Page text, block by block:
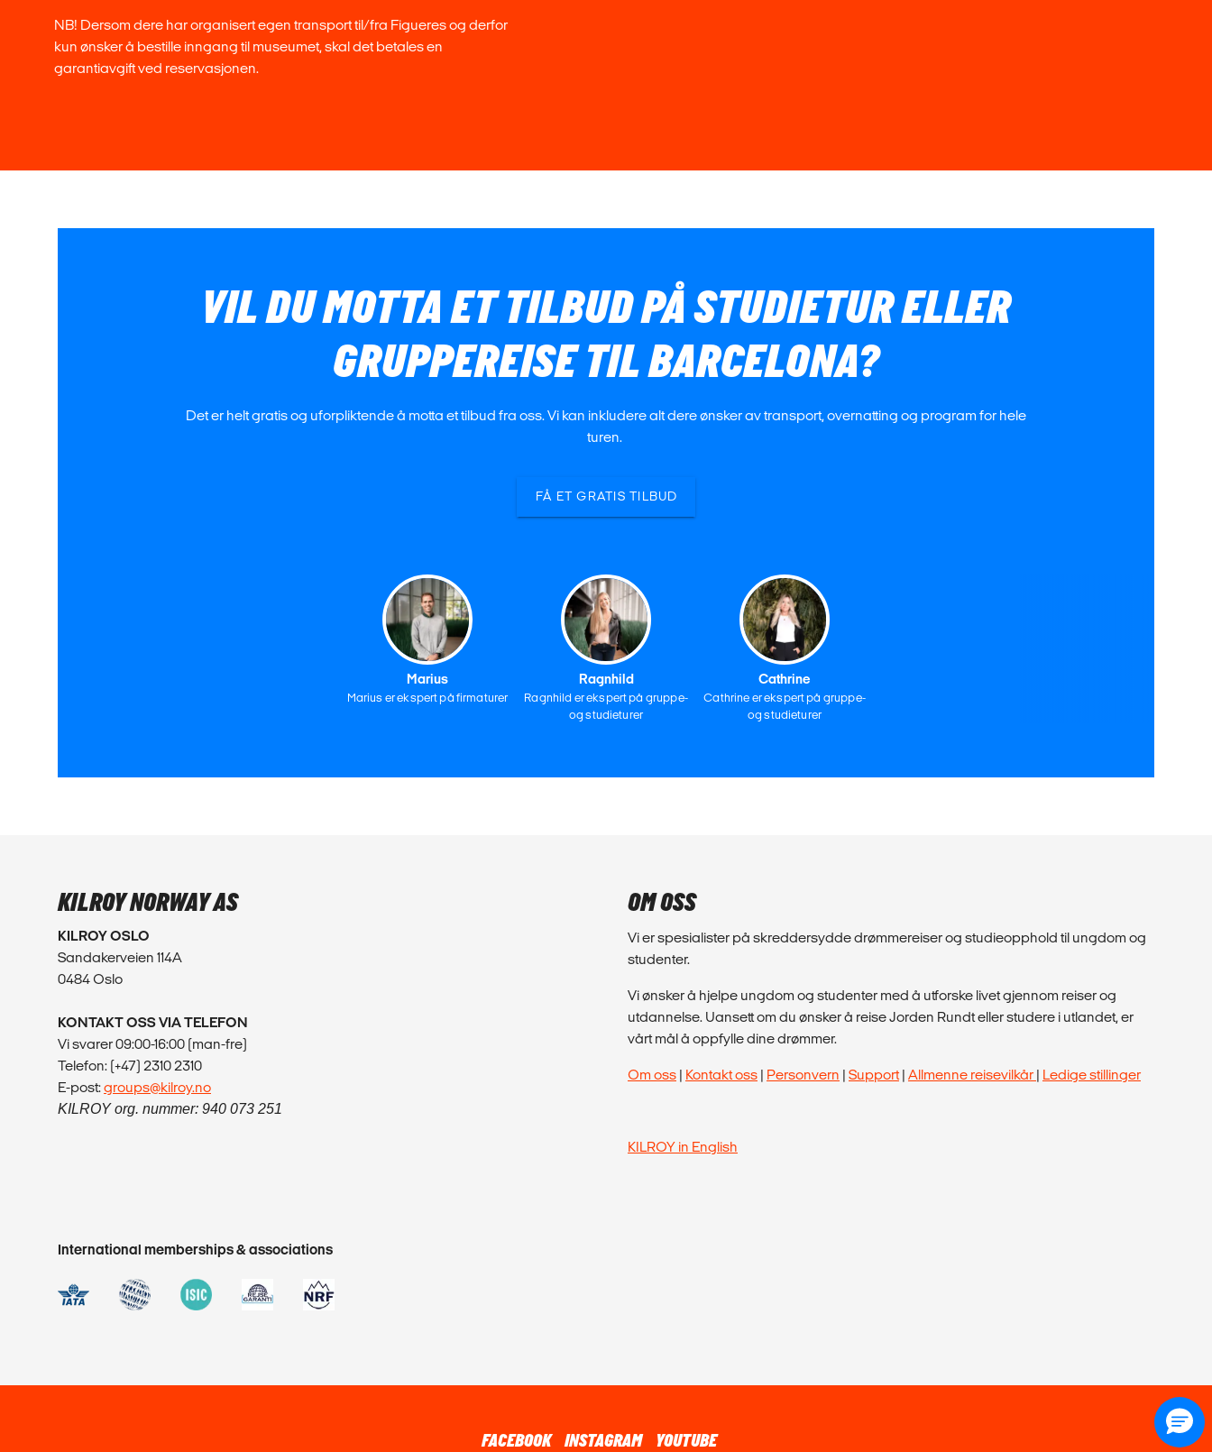
NB! Dersom dere har organisert egen transport til/fra Figueres og derfor
kun ønsker å bestille inngang til museumet, skal det betales en
garantiavgift ved reservasjonen.
VIL DU MOTTA ET TILBUD PÅ STUDIETUR ELLER
GRUPPEREISE TIL BARCELONA?
Det er helt gratis og uforpliktende å motta et tilbud fra oss. Vi kan inkludere alt dere ønsker av transport, overnatting og program for hele
turen.
FÅ ET GRATIS TILBUD
Marius
Marius er ekspert på firmaturer
Ragnhild
Ragnhild er ekspert på gruppe-
og studieturer
Cathrine
Cathrine er ekspert på gruppe-
og studieturer
KILROY NORWAY AS
KILROY OSLO
Sandakerveien 114A
0484 Oslo
KONTAKT OSS VIA TELEFON
Vi svarer 09:00-16:00 (man-fre)
Telefon: (+47) 2310 2310
E-post:groups@kilroy.no
KILROY org. nummer: 940 073 251
OM OSS
Vi er spesialister på skreddersydde drømmereiser og studieopphold til ungdom og
studenter.
Vi ønsker å hjelpe ungdom og studenter med å utforske livet gjennom reiser og
utdannelse. Uansett om du ønsker å reise Jorden Rundt eller studere i utlandet, er
vårt mål å oppfylle dine drømmer.
Om oss | Kontakt oss | Personvern | Support| Allmenne reisevilkår | Ledige stillinger
KILROY in English
International memberships & associations
FACEBOOK INSTAGRAM YOUTUBE